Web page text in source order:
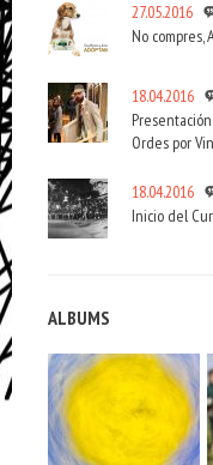
27.05.2016
No compres,
18.04.2016
Ordes por
18.04.2016
Inicio del
ALBUMS